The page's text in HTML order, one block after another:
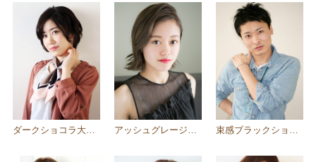
ダークショコラ大人キレイめショート